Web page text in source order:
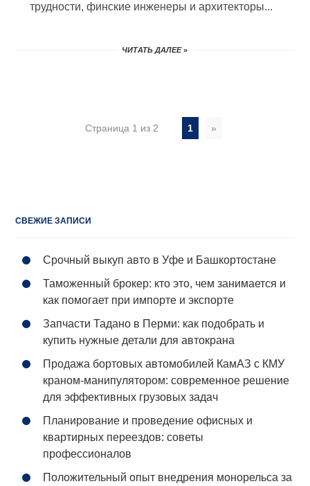
трудности, финские инженеры и архитекторы...
ЧИТАТЬ ДАЛЕЕ »
Страница 1 из 2 1 »
СВЕЖИЕ ЗАПИСИ
Срочный выкуп авто в Уфе и Башкортостане
Таможенный брокер: кто это, чем занимается и
как помогает при импорте и экспорте
Запчасти Тадано в Перми: как подобрать и
купить нужные детали для автокрана
Продажа бортовых автомобилей КамАЗ с КМУ
краном-манипулятором: современное решение
для эффективных грузовых задач
Планирование и проведение офисных и
квартирных переездов: советы
профессионалов
Положительный опыт внедрения монорельса за